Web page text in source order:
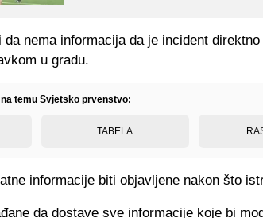
nema informacija da je incident
u gradu.
temu Svjetsko prvenstvo:
TABELA
informacije biti objavljene nakon što
da dostave sve informacije koje bi